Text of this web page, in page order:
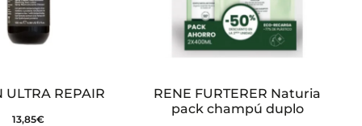
ULTRA REPAIR
13,85€
RENE FURTERER Naturia
pack champú duplo